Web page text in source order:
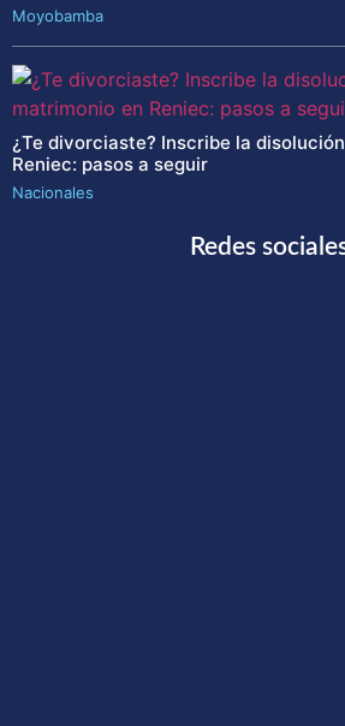
Moyobamba
¿Te divorciaste? Inscribe la
Reniec: pasos a seguir
Nacionales
Redes